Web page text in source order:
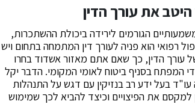
את עורך הדין
הגורמים לירידה ביכולת ההשתכרות,
רפואי הוא פניה לעורך דין המתמחה בתחום ויש
של עורך הדין, כך שאם אתם מאזור אשדוד בחרו
המפתח בסניף ביטוח לאומי המקומי. הדבר יקל
בעל ידע רב בנזיקין עם דגש על התנהלות
למקסם את הפיצויים וכיצד להביא לכך שמימוש